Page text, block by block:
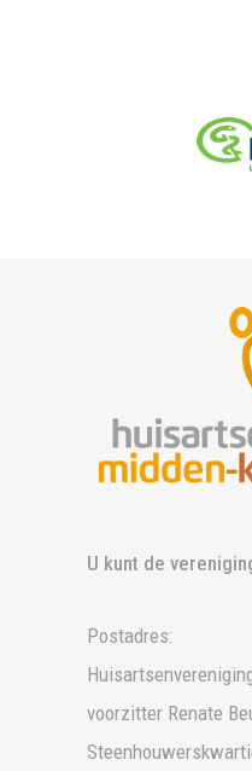
U kunt de
Postadres:
voorzitter Renate